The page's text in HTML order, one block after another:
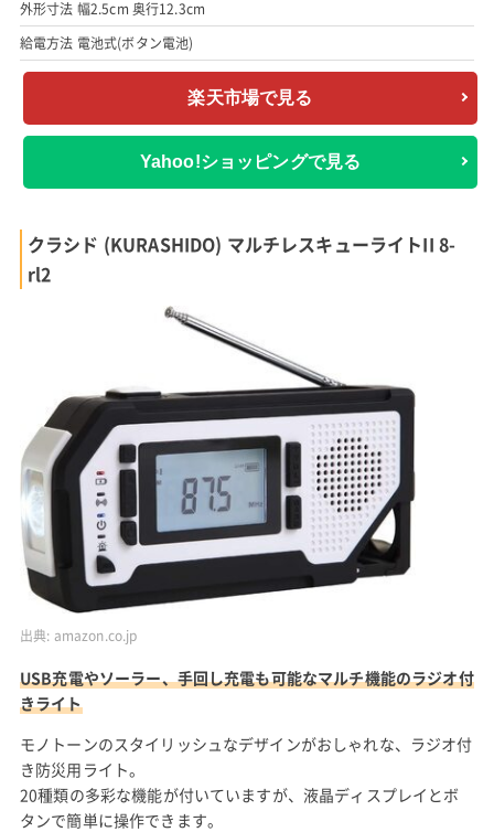
外形寸法 幅2.5cm 奥行12.3cm
給電方法 電池式(ボタン電池)
楽天市場で見る
Yahoo!ショッピングで見る
クラシド (KURASHIDO) マルチレスキューライトII 8-
rl2
出典: amazon.co.jp
USB充電やソーラー、手回し充電も可能なマルチ機能のラジオ付
きライト
モノトーンのスタイリッシュなデザインがおしゃれな、ラジオ付
き防災用ライト。
20種類の多彩な機能が付いていますが、液晶ディスプレイとボ
タンで簡単に操作できます。